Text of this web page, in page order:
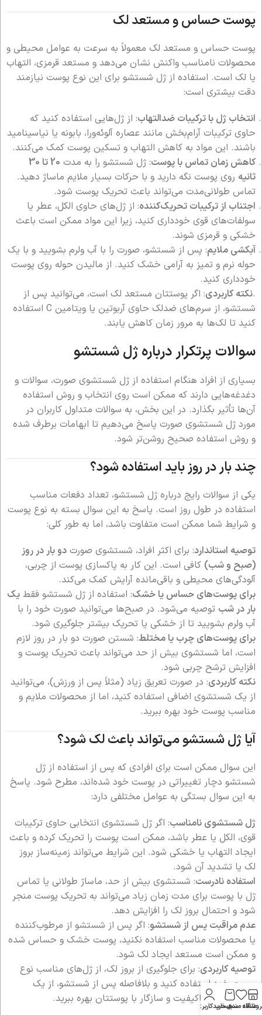
پوست حساس و مستعد لک
پوست حساس و مستعد لک معمولاً به سرعت به عوامل محیطی و
محصولات نامناسب واکنش نشان می‌دهد و مستعد قرمزی، التهاب
یا لک است. استفاده از ژل شستشو برای این نوع پوست نیازمند
دقت بیشتری است:
انتخاب ژل با ترکیبات ضدالتهاب: از ژل‌هایی استفاده کنید که
حاوی ترکیبات آرام‌بخش مانند عصاره آلوئه‌ورا، بابونه یا نیاسینامید
باشند. این مواد به کاهش التهاب و تسکین پوست کمک می‌کنند.
کاهش زمان تماس با پوست: ژل شستشو را به مدت
20 تا 30
ثانیه روی پوست نگه دارید و با حرکات بسیار ملایم ماساژ دهید.
تماس طولانی‌مدت می‌تواند باعث تحریک پوست شود.
اجتناب از ترکیبات تحریک‌کننده: از ژل‌های حاوی الکل، عطر یا
سولفات‌های قوی خودداری کنید، زیرا این مواد ممکن است باعث
خشکی و قرمزی شوند.
آبکشی ملایم: پس از شستشو، صورت را با آب ولرم بشویید و با یک
حوله نرم و تمیز به آرامی خشک کنید. از مالیدن حوله روی پوست
خودداری کنید.
.نکته کاربردی: اگر پوستتان مستعد لک است، می‌توانید پس از
شستشو، از سرم‌های ضدلک حاوی آربوتین یا ویتامین C استفاده
کنید تا لک‌ها به مرور زمان کاهش یابند.
سوالات پرتکرار درباره ژل شستشو
بسیاری از افراد هنگام استفاده از ژل شستشوی صورت، سوالات و
دغدغه‌هایی دارند که ممکن است روی انتخاب و روش استفاده
آن‌ها تأثیر بگذارد. در این بخش، به سوالات متداول کاربران در
مورد ژل شستشوی صورت پاسخ می‌دهیم تا ابهامات برطرف شده
و روش استفاده صحیح روشن‌تر شود.
چند بار در روز باید استفاده شود؟
یکی از سوالات رایج درباره ژل شستشو، تعداد دفعات مناسب
استفاده در طول روز است. پاسخ به این سوال بسته به نوع پوست
و شرایط شما ممکن است متفاوت باشد، اما به طور کلی:
توصیه استاندارد: برای اکثر افراد، شستشوی صورت دو بار در روز
(صبح و شب) کافی است. این کار به پاکسازی پوست از چربی،
آلودگی‌های محیطی و باقی‌مانده آرایش کمک می‌کند.
برای پوست‌های حساس یا خشک: استفاده از ژل شستشو فقط یک
بار در شب توصیه می‌شود. در صبح‌ها می‌توانید صورت خود را با
آب ولرم بشویید تا از خشکی یا تحریک بیشتر جلوگیری شود.
برای پوست‌های چرب یا مختلط: شستن صورت دو بار در روز لازم
است، اما شستشوی بیش از حد می‌تواند باعث تحریک پوست و
افزایش ترشح چربی شود.
نکته کاربردی: در صورت تعریق زیاد (مثلاً پس از ورزش)، می‌توانید
از یک شستشوی اضافی استفاده کنید، اما از محصولات ملایم و
مناسب پوست خود بهره ببرید.
آیا ژل شستشو می‌تواند باعث لک شود؟
این سوال ممکن است برای افرادی که پس از استفاده از ژل
شستشو دچار تغییراتی در پوست خود شده‌اند، مطرح شود. پاسخ
به این سوال بستگی به عوامل مختلفی دارد:
ژل شستشوی نامناسب: اگر ژل شستشوی انتخابی حاوی ترکیبات
قوی، الکل یا عطر باشد، ممکن است پوست را تحریک کرده و باعث
ایجاد التهاب یا خشکی شود. این شرایط می‌تواند زمینه‌ساز بروز
لک یا تشدید آن شود.
استفاده نادرست: شستشوی بیش از حد، ماساژ طولانی یا تماس
ژل با پوست برای مدت زمان زیاد می‌تواند به تحریک پوست منجر
شود و احتمال بروز لک را افزایش دهد.
عدم مراقبت پس از شستشو: اگر پس از شستشو از مرطوب‌کننده
یا محصولات مناسب استفاده نکنید، پوست خشک و حساس شده
و ممکن است مستعد ایجاد لک شود.
توصیه کاربردی: برای جلوگیری از بروز لک، از ژل‌های مناسب نوع
پوست خود استفاده کنید و بلافاصله پس از شستشو، از یک
مرطوب‌کننده باکیفیت و سازگار با پوستتان بهره ببرید.
علاقه مندیسبد خرید
حساب کاربری من